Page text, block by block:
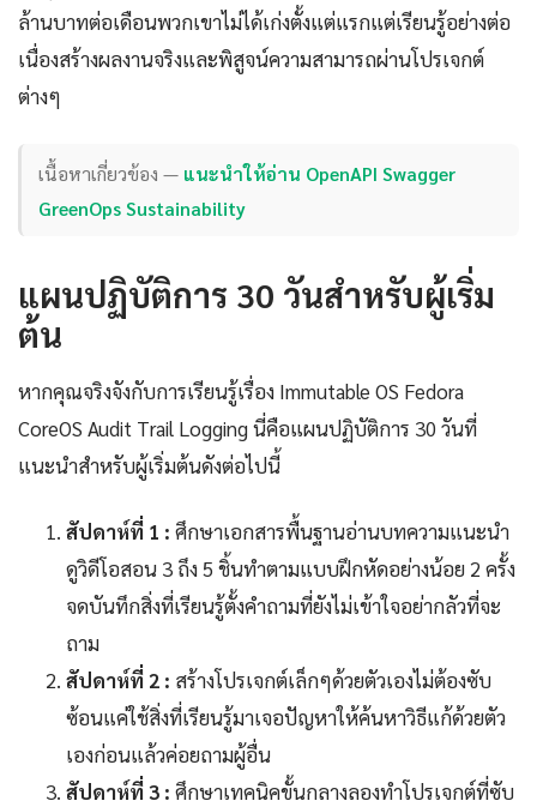
ล้านบาทต่อเดือนพวกเขาไม่ได้เก่งตั้งแต่แรกแต่เรียนรู้อย่างต่อ
เนื่องสร้างผลงานจริงและพิสูจน์ความสามารถผ่านโปรเจกต์
ต่างๆ
เนื้อหาเกี่ยวข้อง — แนะนำให้อ่าน OpenAPI Swagger
GreenOps Sustainability
แผนปฏิบัติการ 30 วันสำหรับผู้เริ่ม
ต้น
หากคุณจริงจังกับการเรียนรู้เรื่อง Immutable OS Fedora
CoreOS Audit Trail Logging นี่คือแผนปฏิบัติการ 30 วันที่
แนะนำสำหรับผู้เริ่มต้นดังต่อไปนี้
สัปดาห์ที่ 1 : ศึกษาเอกสารพื้นฐานอ่านบทความแนะนำ
ดูวิดีโอสอน 3 ถึง 5 ชิ้นทำตามแบบฝึกหัดอย่างน้อย 2 ครั้ง
จดบันทึกสิ่งที่เรียนรู้ตั้งคำถามที่ยังไม่เข้าใจอย่ากลัวที่จะ
ถาม
สัปดาห์ที่ 2 : สร้างโปรเจกต์เล็กๆด้วยตัวเองไม่ต้องซับ
ซ้อนแค่ใช้สิ่งที่เรียนรู้มาเจอปัญหาให้ค้นหาวิธีแก้ด้วยตัว
เองก่อนแล้วค่อยถามผู้อื่น
สัปดาห์ที่ 3 : ศึกษาเทคนิคขั้นกลางลองทำโปรเจกต์ที่ซับ